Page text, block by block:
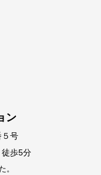
ン
５号
歩5分
。